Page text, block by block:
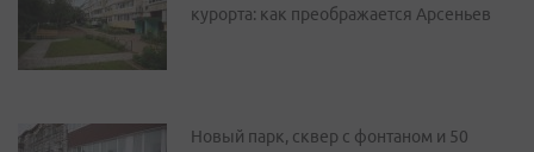
курорта: как преображается Арсеньев
Новый парк, сквер с фонтаном и 50